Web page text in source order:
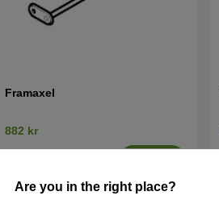
Are you in the right place?
Framaxel
882 kr
5 vardagar